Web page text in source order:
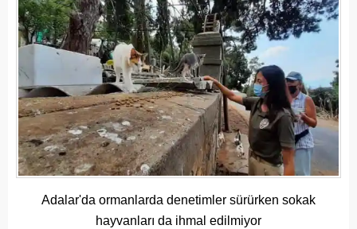
Adalar'da ormanlarda denetimler sürürken sokak
hayvanları da ihmal edilmiyor